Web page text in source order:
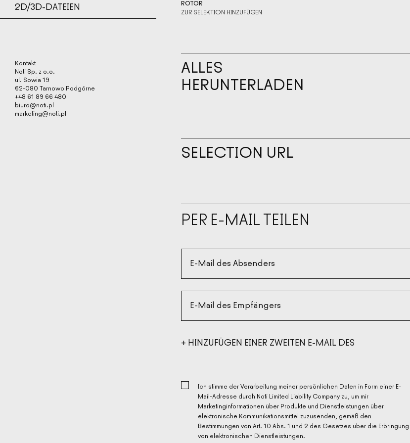
2D/3D-DATEIEN
Kontakt
Noti Sp. z o.o.
ul. Sowia 19
62-080 Tarnowo Podgórne
+48 61 89 66 480
biuro@noti.pl
marketing@noti.pl
ROTOR
ZUR SELEKTION HINZUFÜGEN
ALLES
HERUNTERLADEN
SELECTION URL
PER E-MAIL TEILEN
E-Mail des Absenders
E-Mail des Empfängers
+ HINZUFÜGEN EINER ZWEITEN E-MAIL DES
Ich stimme der Verarbeitung meiner persönlichen Daten in Form einer E-
Mail-Adresse durch Noti Limited Liability Company zu, um mir
Marketinginformationen über Produkte und Dienstleistungen über
elektronische Kommunikationsmittel zuzusenden, gemäß den
Bestimmungen von Art. 10 Abs. 1 und 2 des Gesetzes über die Erbringung
von elektronischen Dienstleistungen.